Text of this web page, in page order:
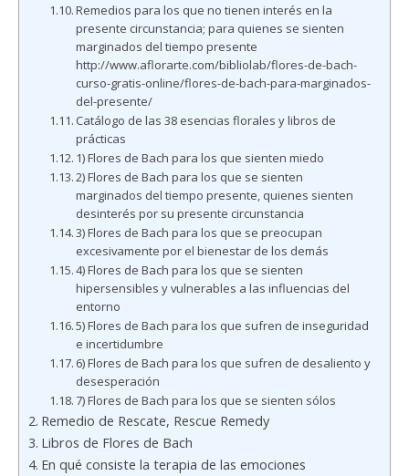
Remedios para los que no tienen interés en la
presente circunstancia; para quienes se sienten
marginados del tiempo presente
http://www.aflorarte.com/bibliolab/flores-de-bach-
curso-gratis-online/flores-de-bach-para-marginados-
del-presente/
Catálogo de las 38 esencias florales y libros de
prácticas
1) Flores de Bach para los que sienten miedo
2) Flores de Bach para los que se sienten
marginados del tiempo presente, quienes sienten
desinterés por su presente circunstancia
3) Flores de Bach para los que se preocupan
excesivamente por el bienestar de los demás
4) Flores de Bach para los que se sienten
hipersensibles y vulnerables a las influencias del
entorno
5) Flores de Bach para los que sufren de inseguridad
e incertidumbre
6) Flores de Bach para los que sufren de desaliento y
desesperación
7) Flores de Bach para los que se sienten sólos
Remedio de Rescate, Rescue Remedy
Libros de Flores de Bach
En qué consiste la terapia de las emociones